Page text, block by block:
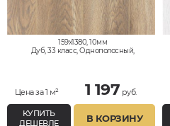
159x1380, 10мм
Дуб, 33 класс, Однополосный,
Цена за 1 м² 1 197 руб.
КУПИТЬ
ДЕШЕВЛЕ
В КОРЗИНУ